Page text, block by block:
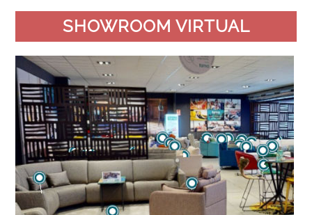
SHOWROOM VIRTUAL